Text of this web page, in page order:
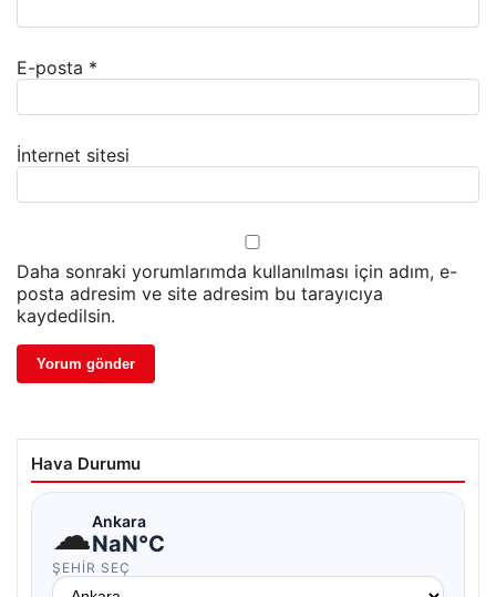
E-posta *
İnternet sitesi
Daha sonraki yorumlarımda kullanılması için adım, e-
posta adresim ve site adresim bu tarayıcıya
kaydedilsin.
Hava Durumu
☁Ankara
NaN°C
ŞEHIR SEÇ